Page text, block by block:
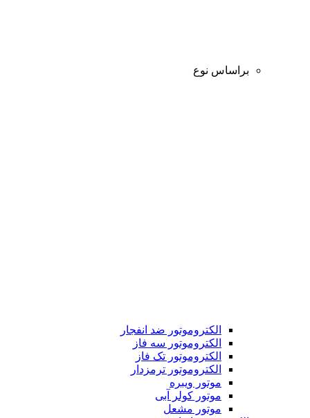
براساس نوع
الکتروموتور ضد انفجار
الکتروموتور سه فاز
الکتروموتور تک فاز
الکتروموتور ترمزدار
موتور ویبره
موتور کولر آبی
موتور مشعل